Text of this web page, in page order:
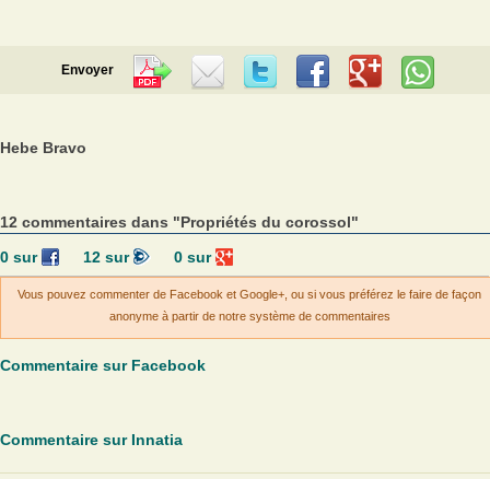
Envoyer
Hebe Bravo
12 commentaires dans "Propriétés du corossol"
0sur 12sur 0 sur
Vous pouvez commenter de Facebook et Google+, ou si vous préférez le faire de façon
anonyme à partir de notre système de commentaires
Commentaire sur Facebook
Commentaire sur Innatia